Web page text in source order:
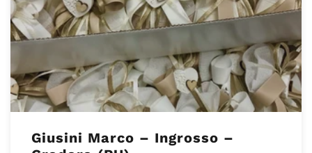
Giusini Marco – Ingrosso –